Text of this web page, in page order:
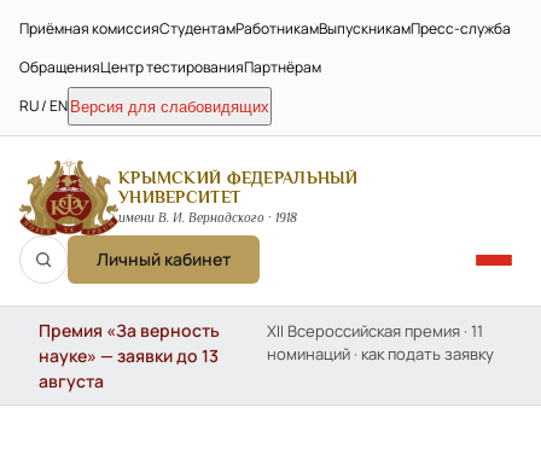
Приёмная комиссияСтудентамРаботникамВыпускникамПресс-служба
ОбращенияЦентр тестированияПартнёрам
RU / EN Версия для слабовидящих
КРЫМСКИЙ ФЕДЕРАЛЬНЫЙ
УНИВЕРСИТЕТ
имени В. И. Вернадского · 1918
Личный кабинет
Премия «За верность
науке» — заявки до 13
августа
XII Всероссийская премия · 11
номинаций · как подать заявку